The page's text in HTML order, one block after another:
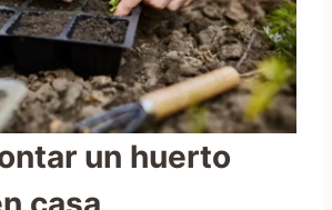
un huerto